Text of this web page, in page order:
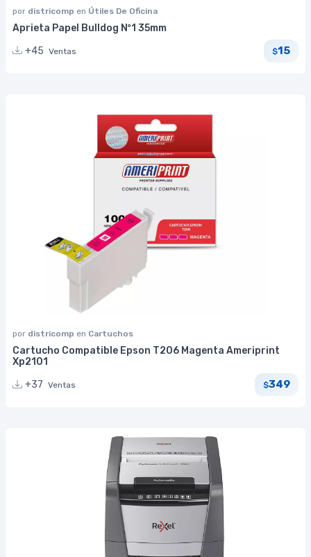
por districomp en Útiles De Oficina
Aprieta Papel Bulldog Nº1 35mm
+45 Ventas $15
por districomp en Cartuchos
Cartucho Compatible Epson T206 Magenta Ameriprint
Xp2101
+37 Ventas $349